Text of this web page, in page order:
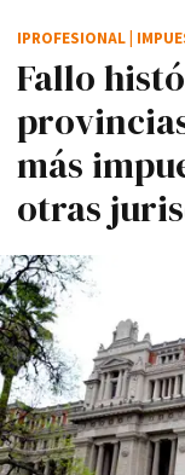
Fallo
más
otras
IPROFESIONAL